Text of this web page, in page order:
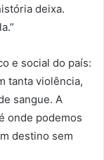
deixa.
e social do país:
tanta violência,
sangue. A
onde podemos
destino sem